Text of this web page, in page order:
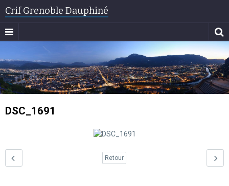
Crif Grenoble Dauphiné
DSC_1691
Retour